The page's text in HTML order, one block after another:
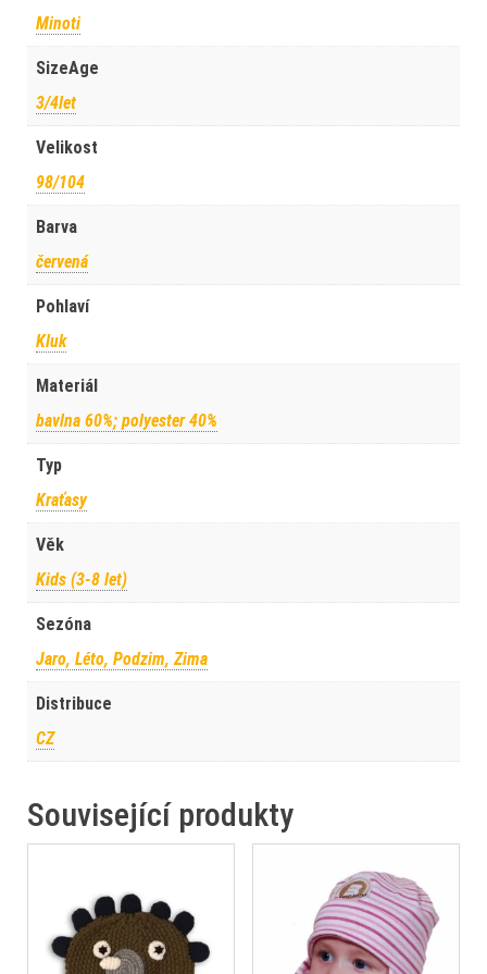
Minoti
SizeAge
3/4let
Velikost
98/104
Barva
červená
Pohlaví
Kluk
Materiál
bavlna 60%; polyester 40%
Typ
Kraťasy
Věk
Kids (3-8 let)
Sezóna
Jaro, Léto, Podzim, Zima
Distribuce
CZ
Související produkty